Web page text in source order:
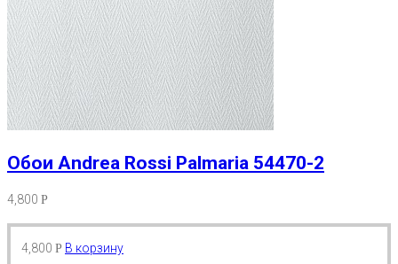
Обои Andrea Rossi Palmaria 54470-2
4,800 Р
4,800 Р В корзину